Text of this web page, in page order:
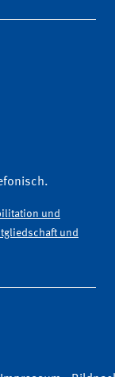
und
und